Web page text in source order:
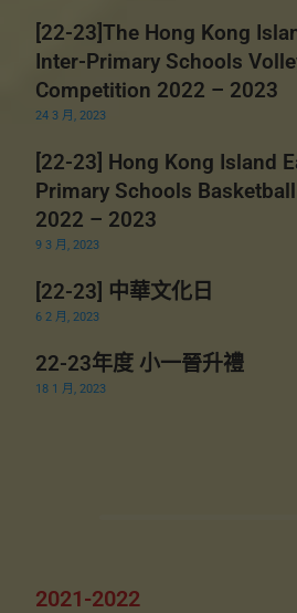
[22-23]The Hong Kong
Inter-Primary Schools
Competition 2022 – 2023
24 3 月, 2023
[22-23] Hong Kong Island
Primary Schools
2022 – 2023
9 3 月, 2023
[22-23] 中華文化日
6 2 月, 2023
22-23年度 小一晉升禮
18 1 月, 2023
2021-2022